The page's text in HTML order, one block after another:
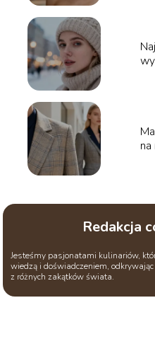
Redakcja
Jesteśmy pasjonatami kulinariów,
wiedzą i doświadczeniem,
z różnych zakątków świata.